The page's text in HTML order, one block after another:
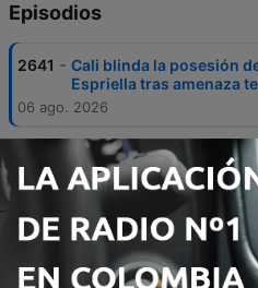
Episodios
2641 - Cali blinda la posesión
Espriella tras amenaza
06 ago. 2026
De la Espriella anuncia
ofensiva contra el
05 ago. 2026
2639
Petro defiende a
proyecto sobre
03 ago. 2026